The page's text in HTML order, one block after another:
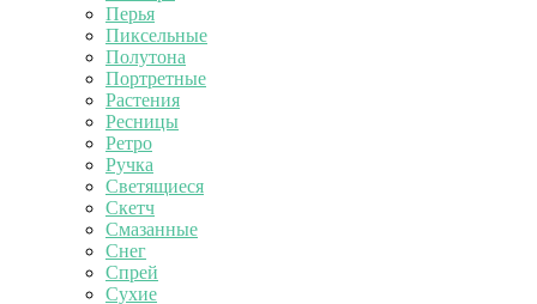
Перья
Пиксельные
Полутона
Портретные
Растения
Ресницы
Ретро
Ручка
Светящиеся
Скетч
Смазанные
Снег
Спрей
Сухие